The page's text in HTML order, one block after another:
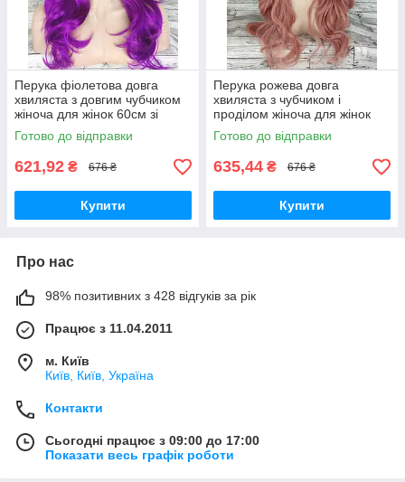
Перука фіолетова довга
хвиляста з довгим чубчиком
жіноча для жінок 60см зі
штучного волосся
Готово до відправки
621,92 ₴ 676 ₴
Купити
Перука рожева довга
хвиляста з чубчиком і
проділом жіноча для жінок
70см зі штучного волосся
Готово до відправки
635,44 ₴ 676 ₴
Купити
Про нас
98% позитивних з 428 відгуків за рік
Працює з 11.04.2011
м. Київ
Київ, Київ, Україна
Контакти
Сьогодні працює з 09:00 до 17:00
Показати весь графік роботи